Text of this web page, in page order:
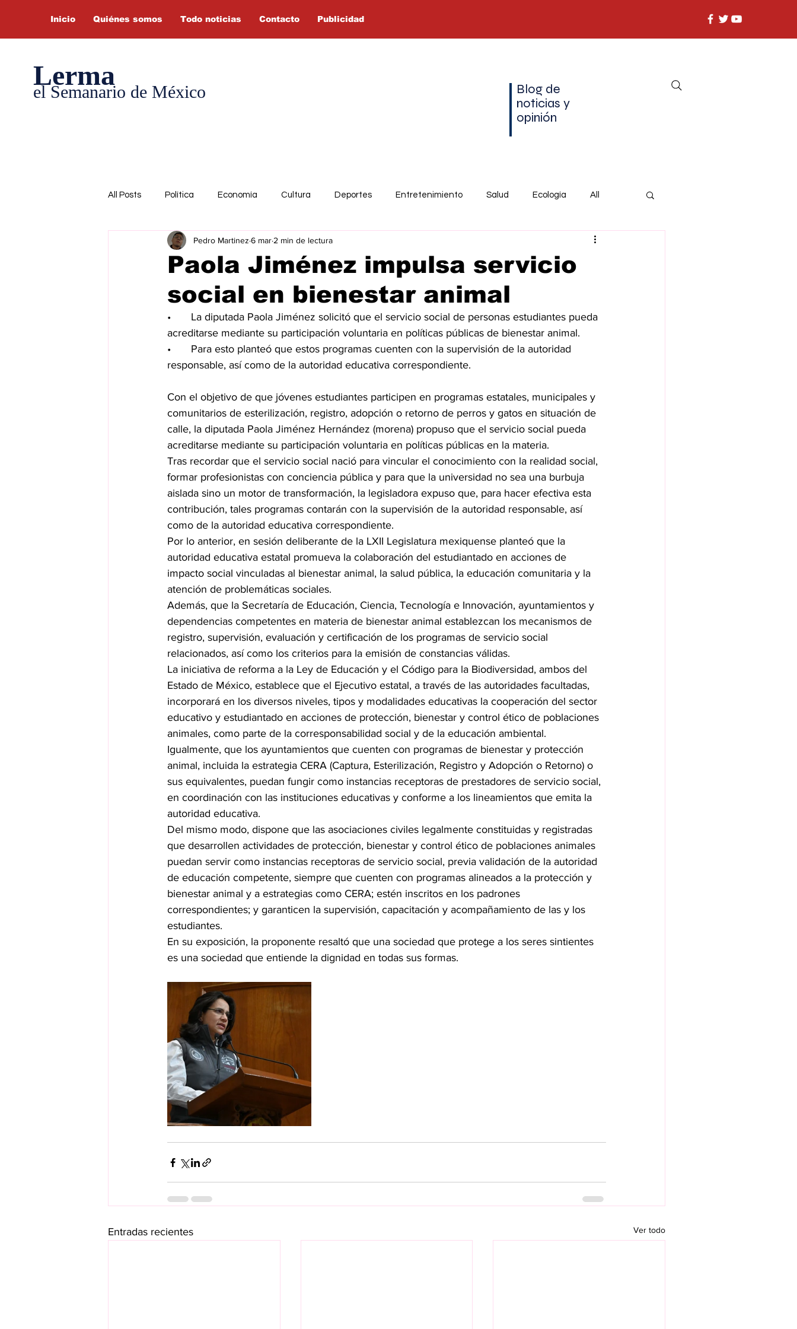
Inicio Quiénes somos Todo noticias Contacto Publicidad
Lerma
el Semanario de México
Blog de
noticias y
opinión
All Posts Política Economía Cultura Deportes Entretenimiento Salud Ecología All
Paola Jiménez impulsa servicio
social en bienestar animal
Pedro Martinez 6 mar 2 min de lectura
•	La diputada Paola Jiménez solicitó que el servicio social de personas estudiantes pueda
acreditarse mediante su participación voluntaria en políticas públicas de bienestar animal.
•	Para esto planteó que estos programas cuenten con la supervisión de la autoridad
responsable, así como de la autoridad educativa correspondiente.
Con el objetivo de que jóvenes estudiantes participen en programas estatales, municipales y
comunitarios de esterilización, registro, adopción o retorno de perros y gatos en situación de
calle, la diputada Paola Jiménez Hernández (morena) propuso que el servicio social pueda
acreditarse mediante su participación voluntaria en políticas públicas en la materia.
Tras recordar que el servicio social nació para vincular el conocimiento con la realidad social,
formar profesionistas con conciencia pública y para que la universidad no sea una burbuja
aislada sino un motor de transformación, la legisladora expuso que, para hacer efectiva esta
contribución, tales programas contarán con la supervisión de la autoridad responsable, así
como de la autoridad educativa correspondiente.
Por lo anterior, en sesión deliberante de la LXII Legislatura mexiquense planteó que la
autoridad educativa estatal promueva la colaboración del estudiantado en acciones de
impacto social vinculadas al bienestar animal, la salud pública, la educación comunitaria y la
atención de problemáticas sociales.
Además, que la Secretaría de Educación, Ciencia, Tecnología e Innovación, ayuntamientos y
dependencias competentes en materia de bienestar animal establezcan los mecanismos de
registro, supervisión, evaluación y certificación de los programas de servicio social
relacionados, así como los criterios para la emisión de constancias válidas.
La iniciativa de reforma a la Ley de Educación y el Código para la Biodiversidad, ambos del
Estado de México, establece que el Ejecutivo estatal, a través de las autoridades facultadas,
incorporará en los diversos niveles, tipos y modalidades educativas la cooperación del sector
educativo y estudiantado en acciones de protección, bienestar y control ético de poblaciones
animales, como parte de la corresponsabilidad social y de la educación ambiental.
Igualmente, que los ayuntamientos que cuenten con programas de bienestar y protección
animal, incluida la estrategia CERA (Captura, Esterilización, Registro y Adopción o Retorno) o
sus equivalentes, puedan fungir como instancias receptoras de prestadores de servicio social,
en coordinación con las instituciones educativas y conforme a los lineamientos que emita la
autoridad educativa.
Del mismo modo, dispone que las asociaciones civiles legalmente constituidas y registradas
que desarrollen actividades de protección, bienestar y control ético de poblaciones animales
puedan servir como instancias receptoras de servicio social, previa validación de la autoridad
de educación competente, siempre que cuenten con programas alineados a la protección y
bienestar animal y a estrategias como CERA; estén inscritos en los padrones
correspondientes; y garanticen la supervisión, capacitación y acompañamiento de las y los
estudiantes.
En su exposición, la proponente resaltó que una sociedad que protege a los seres sintientes
es una sociedad que entiende la dignidad en todas sus formas.
Entradas recientes Ver todo